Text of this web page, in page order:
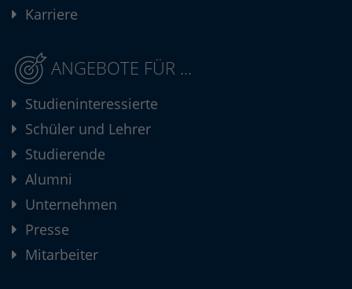
Karriere
ANGEBOTE FÜR ...
Studieninteressierte
Schüler und Lehrer
Studierende
Alumni
Unternehmen
Presse
Mitarbeiter